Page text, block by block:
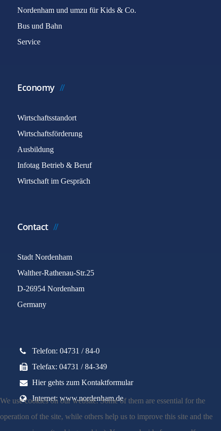
Nordenham und umzu für Kids & Co.
Bus und Bahn
Service
Economy
Wirtschaftsstandort
Wirtschaftsförderung
Ausbildung
Infotag Betrieb & Beruf
Wirtschaft im Gespräch
Contact
Stadt Nordenham
Walther-Rathenau-Str.25
D-26954 Nordenham
Germany
Telefon: 04731 / 84-0
Telefax: 04731 / 84-349
Hier gehts zum Kontaktformular
Internet: www.nordenham.de
We use cookies on our website. Some of them are essential for the
operation of the site, while others help us to improve this site and the